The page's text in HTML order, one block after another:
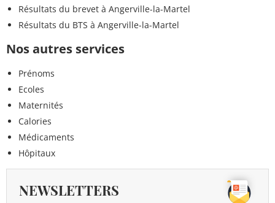
Résultats du brevet à Angerville-la-Martel
Résultats du BTS à Angerville-la-Martel
Nos autres services
Prénoms
Ecoles
Maternités
Calories
Médicaments
Hôpitaux
NEWSLETTERS